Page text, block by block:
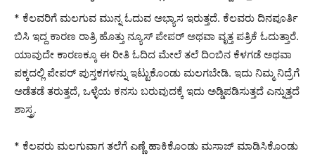
* ಕೆಲವರಿಗೆ ಮಲಗುವ ಮುನ್ನ ಓದುವ ಅಭ್ಯಾಸ ಇರುತ್ತದೆ. ಕೆಲವರು ದಿನಪೂರ್ತಿ
ಬಿಸಿ ಇದ್ದ ಕಾರಣ ರಾತ್ರಿ ಹೊತ್ತು ನ್ಯೂಸ್ ಪೇಪರ್ ಅಥವಾ ವೃತ್ತ ಪತ್ರಿಕೆ ಓದುತ್ತಾರೆ.
ಯಾವುದೇ ಕಾರಣಕ್ಕೂ ಈ ರೀತಿ ಓದಿದ ಮೇಲೆ ತಲೆ ದಿಂಬಿನ ಕೆಳಗಡೆ ಅಥವಾ
ಪಕ್ಕದಲ್ಲಿ ಪೇಪರ್ ಪುಸ್ತಕಗಳನ್ನು ಇಟ್ಟುಕೊಂಡು ಮಲಗಬೇಡಿ. ಇದು ನಿಮ್ಮ ನಿದ್ರೆಗೆ
ಅಡೆತಡೆ ತರುತ್ತದೆ, ಒಳ್ಳೆಯ ಕನಸು ಬರುವುದಕ್ಕೆ ಇದು ಅಡ್ಡಿಪಡಿಸುತ್ತದೆ ಎನ್ನುತ್ತದೆ
ಶಾಸ್ತ್ರ.
* ಕೆಲವರು ಮಲಗುವಾಗ ತಲೆಗೆ ಎಣ್ಣೆ ಹಾಕಿಕೊಂಡು ಮಸಾಜ್ ಮಾಡಿಸಿಕೊಂಡು